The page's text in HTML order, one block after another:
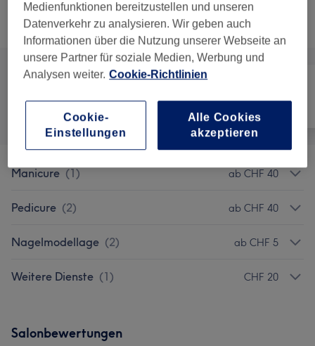
Alle Services
Manicure (1) ab CHF 40
Pedicure (2) ab CHF 40
Nagelmodellage (2) ab CHF 5
Weitere Dienste (1) CHF 20
Salonbewertungen
Medienfunktionen bereitzustellen und unseren
Datenverkehr zu analysieren. Wir geben auch
Informationen über die Nutzung unserer Webseite an
unsere Partner für soziale Medien, Werbung und
Analysen weiter. Cookie-Richtlinien
Alle Cookies
akzeptieren
Cookie-
Einstellungen